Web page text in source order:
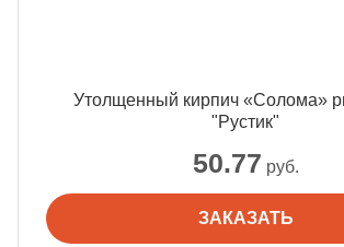
50.77 руб.
ЗАКАЗАТЬ
Утолщенный кирпич «Солома»
"Рустик"